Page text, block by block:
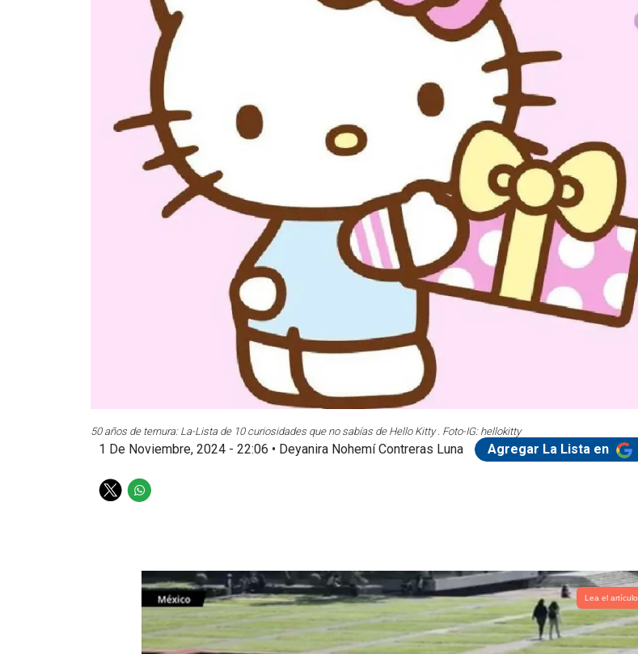
50 años de ternura: La-Lista de 10 curiosidades que no sabías de Hello Kitty . Foto-IG: hellokitty
1 De Noviembre, 2024 - 22:06 • Deyanira Nohemí Contreras Luna Agregar La Lista en
T
W
a
Lea el artículo